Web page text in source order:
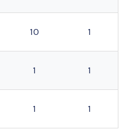
10 1
1 1
1 1